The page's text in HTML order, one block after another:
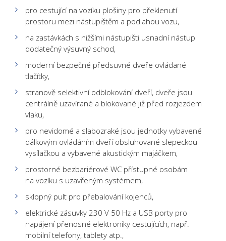
pro cestující na vozíku plošiny pro překlenutí
prostoru mezi nástupištěm a podlahou vozu,
na zastávkách s nižšími nástupišti usnadní nástup
dodatečný výsuvný schod,
moderní bezpečné předsuvné dveře ovládané
tlačítky,
stranově selektivní odblokování dveří, dveře jsou
centrálně uzavírané a blokované již před rozjezdem
vlaku,
pro nevidomé a slabozraké jsou jednotky vybavené
dálkovým ovládáním dveří obsluhované slepeckou
vysílačkou a vybavené akustickým majáčkem,
prostorné bezbariérové WC přístupné osobám
na vozíku s uzavřeným systémem,
sklopný pult pro přebalování kojenců,
elektrické zásuvky 230 V 50 Hz a USB porty pro
napájení přenosné elektroniky cestujících, např.
mobilní telefony, tablety atp.,